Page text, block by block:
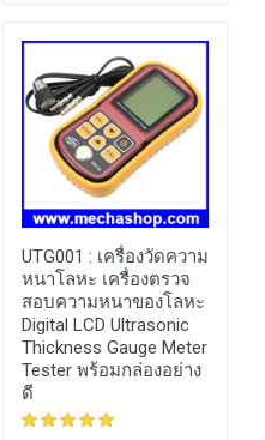
UTG001 : เครื่องวัดความ
หนาโลหะ เครื่องตรวจ
สอบความหนาของโลหะ
Digital LCD Ultrasonic
Thickness Gauge Meter
Tester พร้อมกล่องอย่าง
ดี